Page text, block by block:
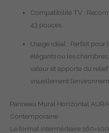
Compatibilité TV :
43 pouces.
Usage idéal : Parfait pour
élégants ou les chambres
valeur et apporte du
visuellement
Panneau Mural Horizontal
Contemporaine
Le format intermédiaire